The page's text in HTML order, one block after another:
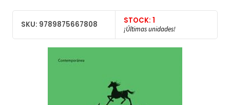
SKU: 9789875667808 STOCK: 1
¡Últimas unidades!